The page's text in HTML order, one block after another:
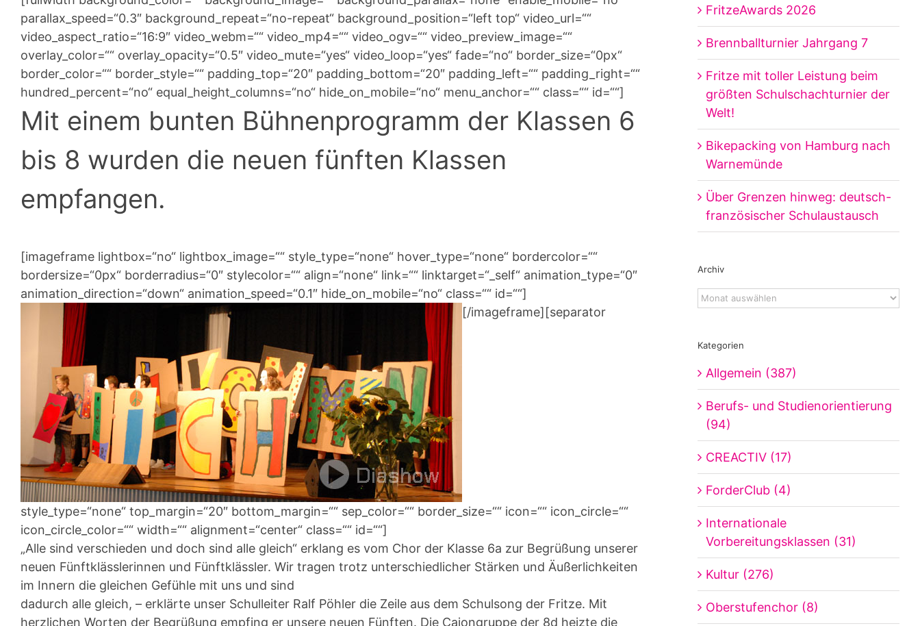
parallax_speed=“0.3″ background_repeat=“no-repeat“ background_position=“left top“ video_url=““
video_aspect_ratio=“16:9″ video_webm=““ video_mp4=““ video_ogv=““ video_preview_image=““
overlay_color=““ overlay_opacity=“0.5″ video_mute=“yes“ video_loop=“yes“ fade=“no“ border_size=“0px“
border_color=““ border_style=““ padding_top=“20″ padding_bottom=“20″ padding_left=““ padding_right=““
hundred_percent=“no“ equal_height_columns=“no“ hide_on_mobile=“no“ menu_anchor=““ class=““ id=““]
Mit einem bunten Bühnenprogramm der Klassen 6
bis 8 wurden die neuen fünften Klassen
empfangen.
[imageframe lightbox=“no“ lightbox_image=““ style_type=“none“ hover_type=“none“ bordercolor=““
bordersize=“0px“ borderradius=“0″ stylecolor=““ align=“none“ link=““ linktarget=“_self“ animation_type=“0″
animation_direction=“down“ animation_speed=“0.1″ hide_on_mobile=“no“ class=““ id=““]
[/imageframe][separator
style_type=“none“ top_margin=“20″ bottom_margin=““ sep_color=““ border_size=““ icon=““ icon_circle=““
icon_circle_color=““ width=““ alignment=“center“ class=““ id=““]
„Alle sind verschieden und doch sind alle gleich“ erklang es vom Chor der Klasse 6a zur Begrüßung unserer
neuen Fünftklässlerinnen und Fünftklässler. Wir tragen trotz unterschiedlicher Stärken und Äußerlichkeiten
im Innern die gleichen Gefühle mit uns und sind
dadurch alle gleich, – erklärte unser Schulleiter Ralf Pöhler die Zeile aus dem Schulsong der Fritze. Mit
herzlichen Worten der Begrüßung empfing er unsere neuen Fünften. Die Cajongruppe der 8d heizte die
FritzeAwards 2026
Brennballturnier Jahrgang 7
Fritze mit toller Leistung beim
größten Schulschachturnier der
Welt!
Bikepacking von Hamburg nach
Warnemünde
Über Grenzen hinweg: deutsch-
französischer Schulaustausch
Archiv
Archiv
Kategorien
Allgemein (387)
Berufs- und Studienorientierung
(94)
CREACTIV (17)
ForderClub (4)
Internationale
Vorbereitungsklassen (31)
Kultur (276)
Oberstufenchor (8)